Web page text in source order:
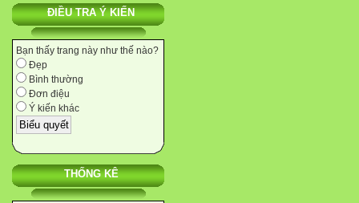
ĐIỀU TRA Ý KIẾN
Bạn thấy trang này như thế nào?
Đẹp
Bình thường
Đơn điệu
Ý kiến khác
THỐNG KÊ